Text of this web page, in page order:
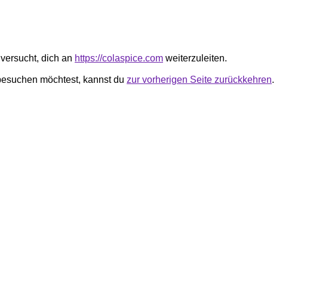
dich an https://colaspice.com weiterzuleiten.
möchtest, kannst du zur vorherigen Seite zurückkehren.